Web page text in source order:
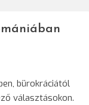
bürokráciától
választásokon.